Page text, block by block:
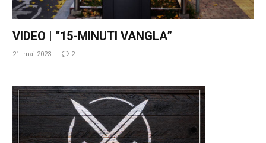
VIDEO | “15-MINUTI VANGLA”
21. mai 2023 2